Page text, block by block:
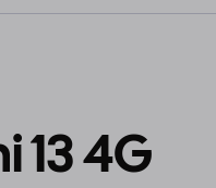
13 4G